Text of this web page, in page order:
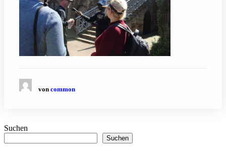
von common
Suchen
Suchen